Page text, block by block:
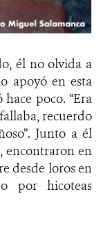
él no olvida a
apoyó en esta
poco. “Era
recuerdo
Junto a él
encontraron en
desde loros en
por hicoteas